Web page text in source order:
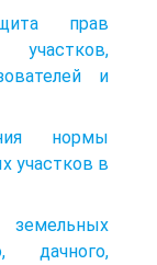
прав
участков,
и
нормы
участков в
дачного,